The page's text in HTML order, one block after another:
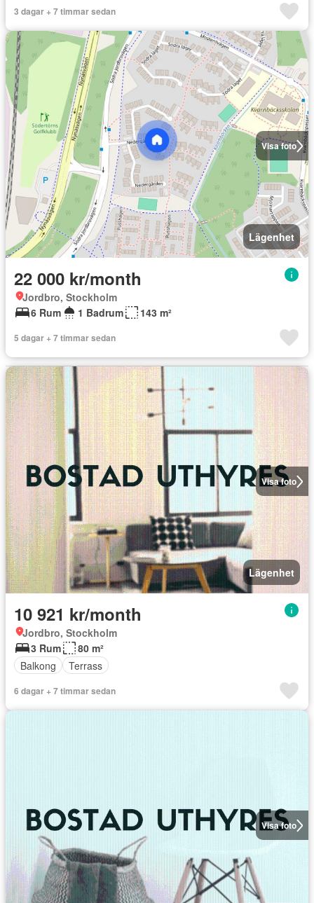
3 dagar + 7 timmar sedan
Visa foto
Lägenhet
22 000 kr/month
Jordbro, Stockholm
6 Rum
1 Badrum 143 m²
5 dagar + 7 timmar sedan
Visa foto
Lägenhet
10 921 kr/month
Jordbro, Stockholm
3 Rum
80 m²
Balkong
Terrass
6 dagar + 7 timmar sedan
Visa foto